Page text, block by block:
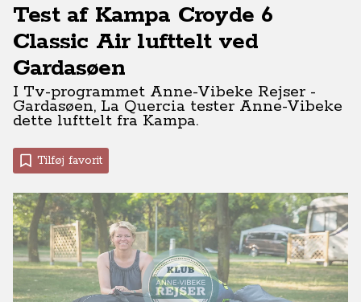
Test af Kampa Croyde 6
Classic Air lufttelt ved
Gardasøen
I Tv-programmet Anne-Vibeke Rejser -
Gardasøen, La Quercia tester Anne-Vibeke
dette lufttelt fra Kampa.
Tilføj favorit